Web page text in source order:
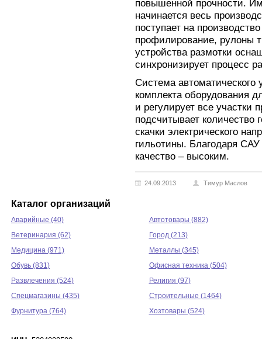
повышенной прочности.
начинается весь
поступает на
профилирование, рулоны
устройства размотки
синхронизирует процесс
Система автоматического
комплекта оборудования
и регулирует все участки
подсчитывает количество
скачки электрического
гильотины. Благодаря
качество – высоким.
24.09.2013 Тимур Маслов
Каталог организаций
Аварийные (40)
Автотовары (882)
Ветеринария (62)
Город (213)
Медицина (971)
Металлы (345)
Обувь (831)
Офисная техника (504)
Развлечения (524)
Религия (97)
Спецмагазины (435)
Строительные (1464)
Фурнитура (764)
Хозтовары (524)